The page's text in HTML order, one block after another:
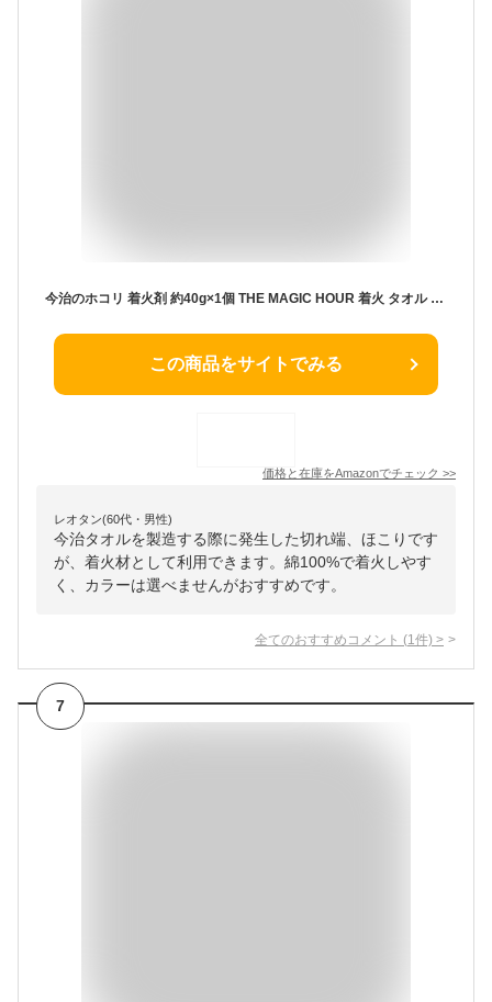
今治のホコリ 着火剤 約40g×1個 THE MAGIC HOUR 着火 タオル 今治 今治のほこり ソロキャンプ キャンプ
この商品をサイトでみる
価格と在庫をAmazonでチェック >>
レオタン(60代・男性)
今治タオルを製造する際に発生した切れ端、ほこりです
が、着火材として利用できます。綿100%で着火しやす
く、カラーは選べませんがおすすめです。
全てのおすすめコメント (1 件) >
7